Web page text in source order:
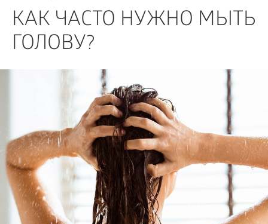
КАК ЧАСТО НУЖНО МЫТЬ
ГОЛОВУ?
КРАСОТА
ПСИХОЛОГИЯ
БИЗНЕС